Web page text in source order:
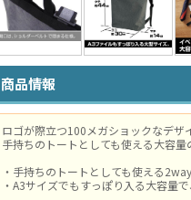
商品情報
ロゴが際立つ100メガショックなデザ
手持ちのトートとしても使える大容量
・手持ちのトートとしても使える
・A3サイズでもすっぽり入る大容量